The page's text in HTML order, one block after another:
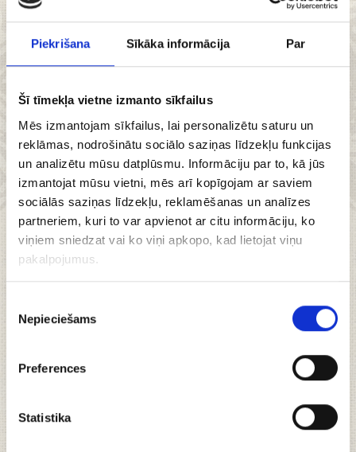
Piekrišana Sīkāka informācija Par
Šī tīmekļa vietne izmanto sīkfailus
Mēs izmantojam sīkfailus, lai personalizētu saturu un
reklāmas, nodrošinātu sociālo saziņas līdzekļu funkcijas
un analizētu mūsu datplūsmu. Informāciju par to, kā jūs
izmantojat mūsu vietni, mēs arī kopīgojam ar saviem
sociālās saziņas līdzekļu, reklamēšanas un analīzes
partneriem, kuri to var apvienot ar citu informāciju, ko
viņiem sniedzat vai ko viņi apkopo, kad lietojat viņu
pakalpojumus.
izvēle
Nepieciešams
Preferences
Statistika
Dāvana
"Brīvdiena",
Pievienot
grozam